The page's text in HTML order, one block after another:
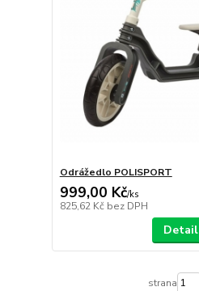
Odrážedlo POLISPORT
999,00 Kč/ks
825,62 Kč bez DPH
Detail
strana